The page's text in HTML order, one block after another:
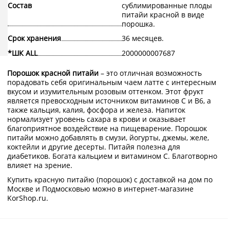
Состав
сублимированные плоды
питайи красной в виде
порошка.
Срок хранения
36 месяцев.
*ШК ALL
2000000007687
Порошок красной питайи – это отличная возможность
порадовать себя оригинальным чаем латте с интересным
вкусом и изумительным розовым оттенком. Этот фрукт
является превосходным источником витаминов С и В6, а
также кальция, калия, фосфора и железа. Напиток
нормализует уровень сахара в крови и оказывает
благоприятное воздействие на пищеварение. Порошок
питайи можно добавлять в смузи, йогурты, джемы, желе,
коктейли и другие десерты. Питайя полезна для
диабетиков. Богата кальцием и витамином С. Благотворно
влияет на зрение.
Купить красную питайю (порошок) с доставкой на дом по
Москве и Подмосковью можно в интернет-магазине
KorShop.ru.